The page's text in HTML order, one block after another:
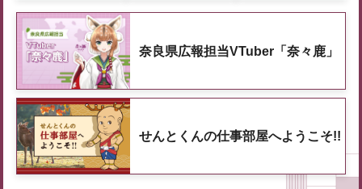
奈良県広報担当VTuber「奈々鹿」
せんとくんの仕事部屋へようこそ!!